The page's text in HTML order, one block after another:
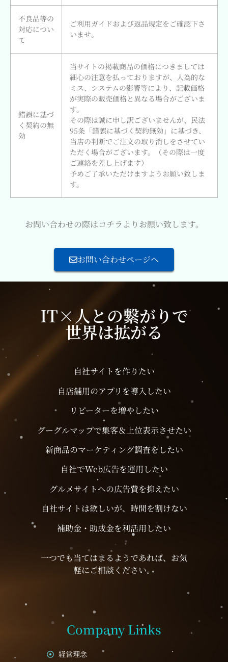
不良品等の
対応につい
て
ご利用ガイドおよび返品規定をご確認下さ
いませ。
錯誤に基づ
く契約の無
効
当サイトの掲載商品の価格につきましては
細心の注意を払っておりますが、人為的な
ミス、システムの影響等により、記載価格
が実際の販売価格と異なる場合がございま
す。
その際は誠に申し訳ございませんが、民法
95条「錯誤に基づく契約無効」に基づき、
当店の判断でご注文の取り消しをさせてい
ただく場合がございます。（その際は一度
ご連絡を差し上げます）
予めご了承いただけますようお願い致しま
す。
お問い合わせの際はコチラよりお願い致します。
お問い合わせページへ
IT×人との繋がりで
世界は拡がる
自社サイトを作りたい
自店舗用のアプリを導入したい
リピーターを増やしたい
グーグルマップで集客＆上位表示させたい
新商品のマーケティング調査をしたい
自社でWeb広告を運用したい
グルメサイトへの広告費を抑えたい
自社サイトは欲しいが、時間を割けない
補助金・助成金を利活用したい
一つでも当てはまるようであれば、お気
軽にご相談ください。
Company Links
経営理念